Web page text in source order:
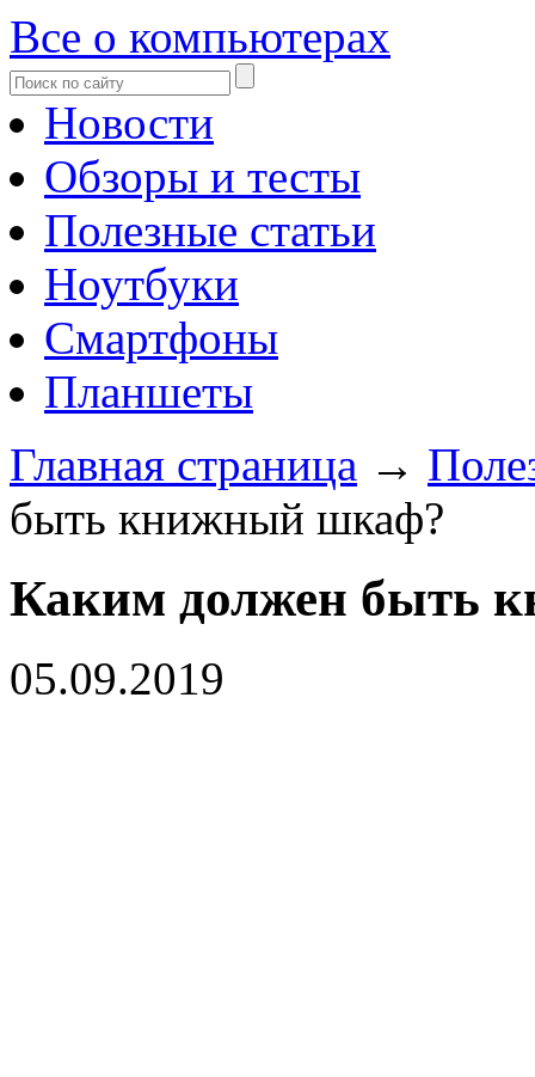
Все о компьютерах
Новости
Обзоры и тесты
Полезные статьи
Ноутбуки
Смартфоны
Планшеты
Главная страница →
быть книжный шкаф?
Каким должен быть
05.09.2019